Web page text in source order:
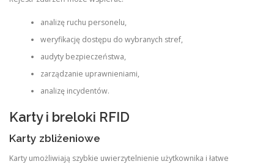
analizę ruchu personelu,
weryfikację dostępu do wybranych stref,
audyty bezpieczeństwa,
zarządzanie uprawnieniami,
analizę incydentów.
Karty i breloki RFID
Karty zbliżeniowe
Karty umożliwiają szybkie uwierzytelnienie użytkownika i łatwe